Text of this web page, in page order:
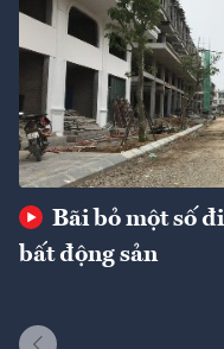
Bãi bỏ một số
bất động sản